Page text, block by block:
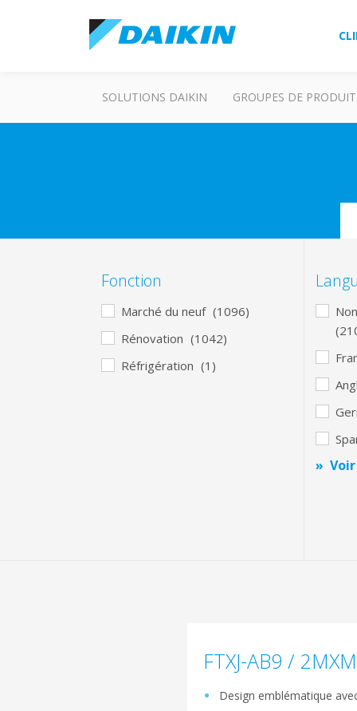
SOLUTIONS DAIKIN GROUPES DE
Fonction
Marché du neuf (1096)
Rénovation (1042)
Réfrigération (1)
FTXJ-AB9 /
Design emblématique